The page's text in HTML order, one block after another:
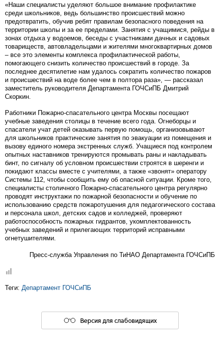
«Наши специалисты уделяют большое внимание профилактике
среди школьников, ведь большинство происшествий можно
предотвратить, обучив ребят правилам безопасного поведения на
территории школы и за ее пределами. Занятия с учащимися, рейды в
зонах отдыха у водоемов, беседы с участниками дачных и садовых
товариществ, автовладельцами и жителями многоквартирных домов
– все это элементы комплекса профилактической работы,
помогающего снизить количество происшествий в городе. За
последнее десятилетие нам удалось сократить количество пожаров
и происшествий на воде более чем в полтора раза», — рассказал
заместитель руководителя Департамента ГОЧСиПБ Дмитрий
Скоркин.
Работники Пожарно-спасательного центра Москвы посещают
учебные заведения столицы в течение всего года. Огнеборцы и
спасатели учат детей оказывать первую помощь, организовывают
для школьников практические занятия по эвакуации из помещения и
вызову единого номера экстренных служб. Учащиеся под контролем
опытных наставников тренируются промывать раны и накладывать
бинт, по сигналу об условном происшествии строятся в шеренги и
покидают классы вместе с учителями, а также «звонят» оператору
Системы 112, чтобы сообщить ему об опасной ситуации. Кроме того,
специалисты столичного Пожарно-спасательного центра регулярно
проводят инструктажи по пожарной безопасности и обучение по
использованию средств пожаротушения для педагогического состава
и персонала школ, детских садов и колледжей, проверяют
работоспособность пожарных гидрантов, укомплектованность
учебных заведений и прилегающих территорий исправными
огнетушителями.
Пресс-служба Управления по ТиНАО Департамента ГОЧСиПБ
Теги: Департамент ГОЧСиПБ
Версия для слабовидящих